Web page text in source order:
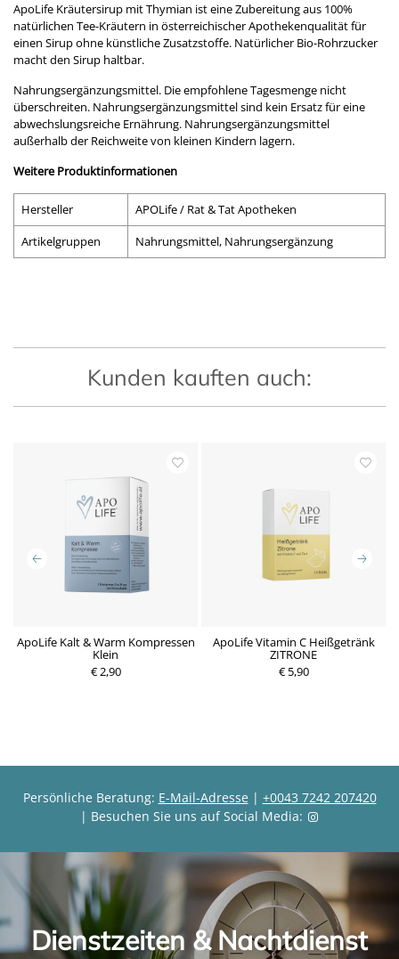
ApoLife Kräutersirup mit Thymian ist eine Zubereitung aus 100%
natürlichen Tee-Kräutern in österreichischer Apothekenqualität für
einen Sirup ohne künstliche Zusatzstoffe. Natürlicher Bio-Rohrzucker
macht den Sirup haltbar.
Nahrungsergänzungsmittel. Die empfohlene Tagesmenge nicht
überschreiten. Nahrungsergänzungsmittel sind kein Ersatz für eine
abwechslungsreiche Ernährung. Nahrungsergänzungsmittel
außerhalb der Reichweite von kleinen Kindern lagern.
Weitere Produktinformationen
Hersteller
APOLife / Rat & Tat Apotheken
Artikelgruppen
Nahrungsmittel, Nahrungsergänzung
Kunden kauften auch:
ApoLife Kalt & Warm Kompressen
Klein
€ 2,90
ApoLife Vitamin C Heißgetränk
ZITRONE
€ 5,90
Persönliche Beratung: E-Mail-Adresse | +0043 7242 207420
| Besuchen Sie uns auf Social Media:
Dienstzeiten & Nachtdienst